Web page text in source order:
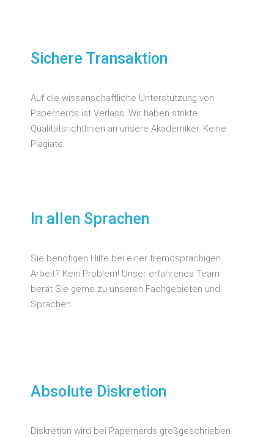
Sichere Transaktion
Auf die wissenschaftliche Unterstützung von
Papernerds ist Verlass. Wir haben strikte
Qualitätsrichtlinien an unsere Akademiker. Keine
Plagiate.
In allen Sprachen
Sie benötigen Hilfe bei einer fremdsprachigen
Arbeit? Kein Problem! Unser erfahrenes Team
berät Sie gerne zu unseren Fachgebieten und
Sprachen.
Absolute Diskretion
Diskretion wird bei Papernerds großgeschrieben.